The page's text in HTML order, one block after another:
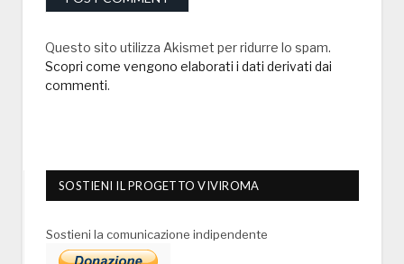
Questo sito utilizza Akismet per ridurre lo spam.
Scopri come vengono elaborati i dati derivati dai
commenti.
SOSTIENI IL PROGETTO VIVIROMA
Sostieni la comunicazione indipendente